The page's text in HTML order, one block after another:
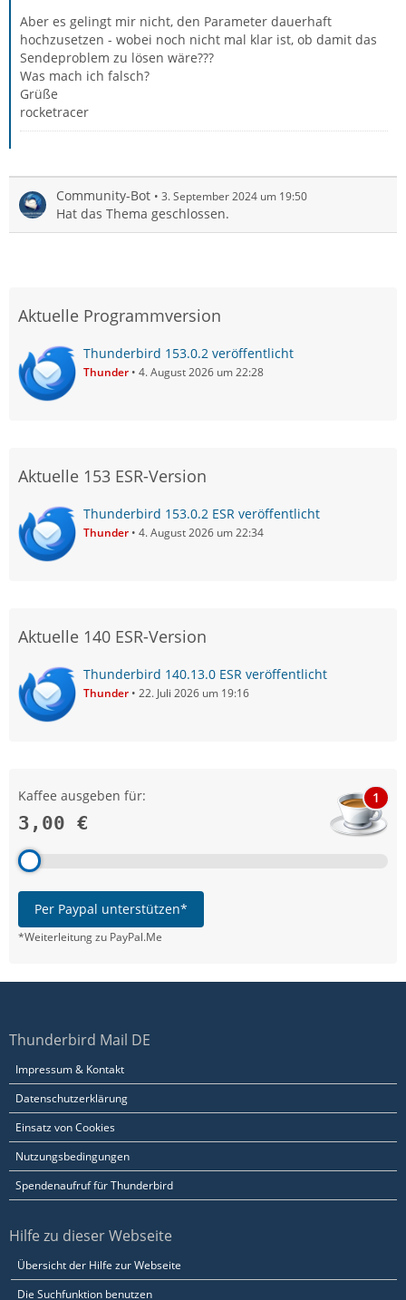
Aber es gelingt mir nicht, den Parameter dauerhaft
hochzusetzen - wobei noch nicht mal klar ist, ob damit das
Sendeproblem zu lösen wäre???
Was mach ich falsch?
Grüße
rocketracer
Community-Bot 3. September 2024 um 19:50
Hat das Thema geschlossen.
Aktuelle Programmversion
Thunderbird 153.0.2 veröffentlicht
Thunder 4. August 2026 um 22:28
Aktuelle 153 ESR-Version
Thunderbird 153.0.2 ESR veröffentlicht
Thunder 4. August 2026 um 22:34
Aktuelle 140 ESR-Version
Thunderbird 140.13.0 ESR veröffentlicht
Thunder 22. Juli 2026 um 19:16
Kaffee ausgeben für:
3,00 €
1
Per Paypal unterstützen*
*Weiterleitung zu PayPal.Me
Thunderbird Mail DE
Impressum & Kontakt
Datenschutzerklärung
Einsatz von Cookies
Nutzungsbedingungen
Spendenaufruf für Thunderbird
Hilfe zu dieser Webseite
Übersicht der Hilfe zur Webseite
Die Suchfunktion benutzen